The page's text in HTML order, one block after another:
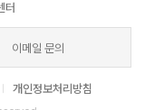
터
이메일 문의
개인정보처리방침